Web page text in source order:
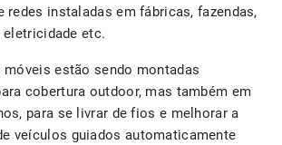
redes instaladas em fábricas, fazendas,
eletricidade etc.
móveis estão sendo montadas
cobertura outdoor, mas também em
para se livrar de fios e melhorar a
veículos guiados automaticamente